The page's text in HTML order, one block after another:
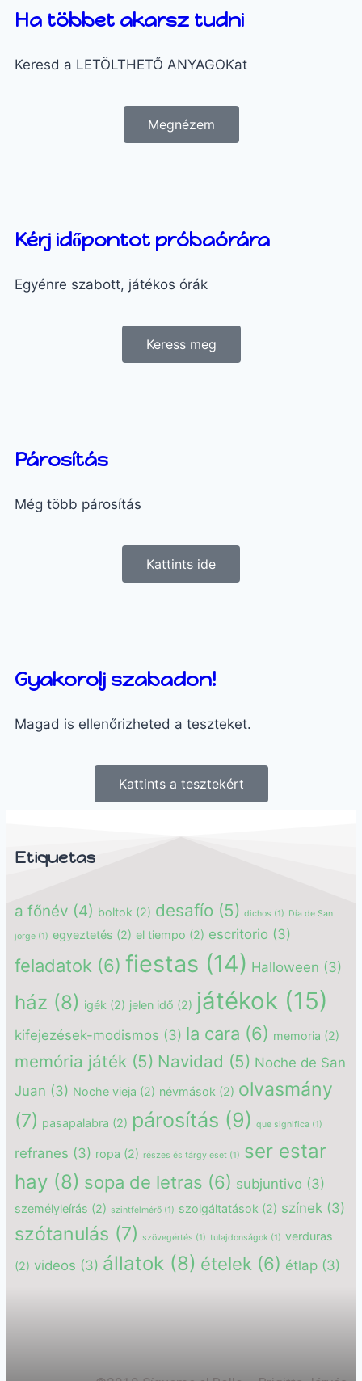
Ha többet akarsz tudni
Keresd a LETÖLTHETŐ ANYAGOKat
Megnézem
Kérj időpontot próbaórára
Egyénre szabott, játékos órák
Keress meg
Párosítás
Még több párosítás
Kattints ide
Gyakorolj szabadon!
Magad is ellenőrizheted a teszteket.
Kattints a tesztekért
Etiquetas
a főnév (4) boltok (2) desafío (5) dichos (1) Día de San
jorge (1) egyeztetés (2) el tiempo (2) escritorio (3)
feladatok (6) fiestas (14) Halloween (3)
ház (8) igék (2) jelen idő (2) játékok (15)
kifejezések-modismos (3) la cara (6) memoria (2)
memória játék (5) Navidad (5) Noche de San
Juan (3) Noche vieja (2) névmások (2) olvasmány
(7) pasapalabra (2) párosítás (9) que significa (1)
refranes (3) ropa (2) részes és tárgy eset (1) ser estar
hay (8) sopa de letras (6) subjuntivo (3)
személyleírás (2) szintfelmérő (1) szolgáltatások (2) színek (3)
szótanulás (7) szövegértés (1) tulajdonságok (1) verduras
(2) videos (3) állatok (8) ételek (6) étlap (3)